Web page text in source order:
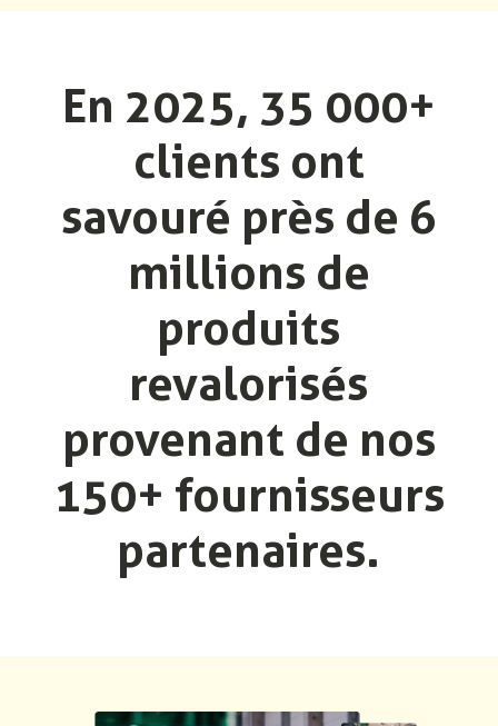
En 2025, 35 000+
clients ont
savouré près de 6
millions de
produits
revalorisés
provenant de nos
150+ fournisseurs
partenaires.